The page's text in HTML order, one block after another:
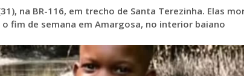
na BR-116, em trecho de Santa Terezinha. Elas
fim de semana em Amargosa, no interior baiano